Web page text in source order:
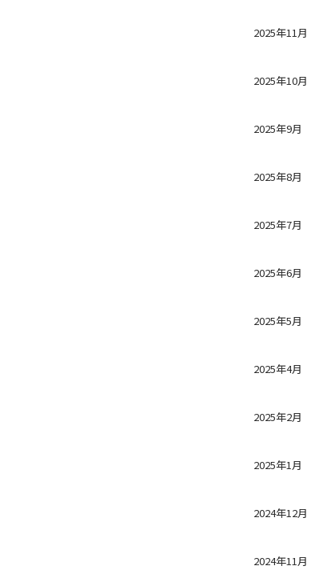
2025年11月
2025年10月
2025年9月
2025年8月
2025年7月
2025年6月
2025年5月
2025年4月
2025年2月
2025年1月
2024年12月
2024年11月